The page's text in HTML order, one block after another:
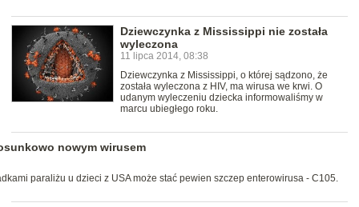
Dziewczynka z Mississippi nie została
wyleczona
11 lipca 2014, 08:38
Dziewczynka z Mississippi, o której sądzono, że
została wyleczona z HIV, ma wirusa we krwi. O
udanym wyleczeniu dziecka informowaliśmy w
marcu ubiegłego roku.
nowym wirusem
paraliżu u dzieci z USA może stać pewien szczep enterowirusa - C105.